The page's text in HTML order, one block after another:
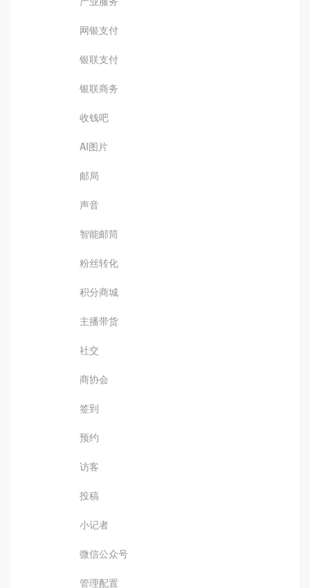
网银支付
银联支付
银联商务
收钱吧
AI图片
邮局
声音
智能邮筒
粉丝转化
积分商城
主播带货
社交
商协会
签到
预约
访客
投稿
小记者
微信公众号
管理配置